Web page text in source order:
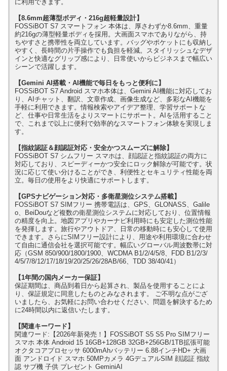
に利用できます。
【8.6mm超薄型ボディ・216g超軽量設計】
FOSSiBOT S7 スマートフォン 本体は、厚さわずか8.6mm、重量
約216gの薄型軽量ボディを採用。大画面スマホでありながら、持
ちやすさと携帯性を両立しています。バッグやポケットにも収納し
やすく、長時間の片手操作でも負担を軽減。スタイリッシュなデザ
インと快適なグリップ感により、日常使いからビジネスまで幅広い
シーンで活躍します。
【Gemini AI搭載・AI機能で毎日をもっと便利に】
FOSSiBOT S7 Android スマホ本体は、Gemini AI機能に対応してお
り、AIチャット、翻訳、文章作成、画像生成など、多彩なAI機能を
手軽に利用できます。情報検索やアイデア整理、学習サポートな
ど、仕事や日常生活をよりスマートにサポート。AIを活用すること
で、これまで以上に便利で効率的なスマートフォン体験を実現しま
す。
【指紋認証＆顔認証対応・安全かつスムーズに解除】
FOSSiBOT S7 シムフリー スマホは、顔認証と指紋認証の両方に
対応しており、スピーディーかつ安全にロック解除が可能です。状
況に応じて使い分けることができ、利便性とセキュリティ性能を両
立。毎日の使用をより快適にサポートします。
【GPSナビゲーション対応・多衛星測位システム搭載】
FOSSiBOT S7 SIMフリー 携帯電話は、GPS、GLONASS、Galile
o、BeiDouなど複数の衛星測位システムに対応しており、位置情報
の精度を向上。地図アプリやカーナビ利用時にも安定した測位性能
を発揮します。旅行やアウトドア、日常の移動時にも安心して使用
できます。さらにSIMフリー設計により、用途や利用環境に合わせ
て自由に通信会社を選択可能です。幅広いグローバル周波数帯に対
応（GSM 850/900/1800/1900、WCDMA B1/2/4/5/8、FDD B1/2/3/
4/5/7/8/12/17/18/19/20/25/26/28AB/66、TDD 38/40/41）
【1年間の国内メーカー保証】
保証期間は、商品到着日から起算され、製品を使用することによ
り、保証規定に同意したものとみなされます。 ご不明な点がござ
いましたら、お気軽にお問い合わせください、問題を解決するため
に24時間以内に返信いたします。
【関連キーワード】
関連ワード:【2026年新発売！】FOSSiBOT S5 S5 Pro SIMフリー
スマホ 本体 Android 15 16GB+128GB 32GB+256GB/1TB拡張可能
オクタコアプロセッサ 6000mAhバッテリー 6.88インチHD+ 大画
面 アンドロイド スマホ 50MPカメラ 4GデュアルSIM 顔認証 指紋
認 サブ機 子供 プレゼント GeminiAI